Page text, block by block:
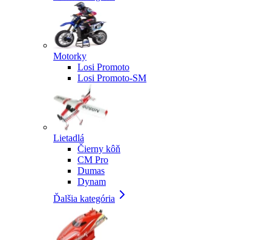
Motorky
Losi Promoto
Losi Promoto-SM
Lietadlá
Čierny kôň
CM Pro
Dumas
Dynam
Ďalšia kategória